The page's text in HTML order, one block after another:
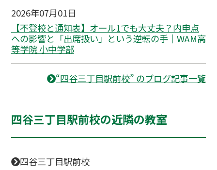
2026年07月01日
【不登校と通知表】オール1でも大丈夫？内申点
への影響と「出席扱い」という逆転の手｜WAM高
等学院 小中学部
“四谷三丁目駅前校” のブログ記事一覧
四谷三丁目駅前校の近隣の教室
四谷三丁目駅前校